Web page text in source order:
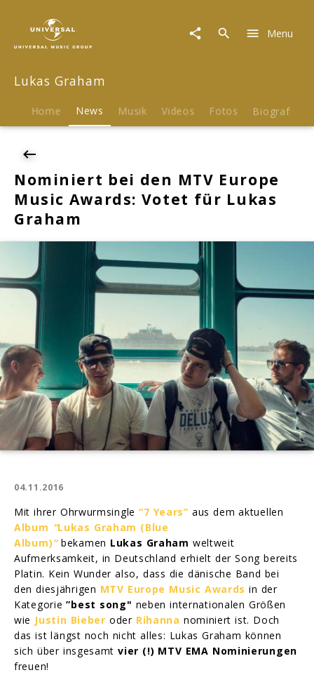
News
Nominiert
MTV
Music
Votet
Lukas
Graham
Menu
Lukas Graham
Home News Musik Videos Fotos Biografie
Nominiert bei den MTV Europe
Music Awards: Votet für Lukas
Graham
04.11.2016
Mit ihrer Ohrwurmsingle “7 Years” aus dem aktuellen
Album "Lukas Graham (Blue
Album)“bekamen Lukas Graham weltweit
Aufmerksamkeit, in Deutschland erhielt der Song bereits
Platin. Kein Wunder also, dass die dänische Band bei
den diesjährigen MTV Europe Music Awards in der
Kategorie”best song" neben internationalen Größen
wie Justin Bieber oder Rihanna nominiert ist. Doch
das ist längst noch nicht alles: Lukas Graham können
sich über insgesamtvier (!) MTV EMA Nominierungen
freuen!